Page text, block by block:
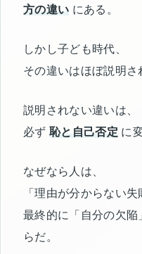
方の違い にある。
しかし子ども時代、
その違いはほぼ説明さ
説明されない違いは、
必ず 恥と自己否定 に
なぜなら人は、
「理由が分からない失
最終的に「自分の欠
らだ。